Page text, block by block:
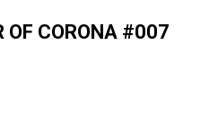
OF CORONA #007